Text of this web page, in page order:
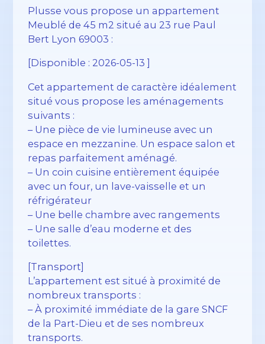
Plusse vous propose un appartement
Meublé de 45 m2 situé au 23 rue Paul
Bert Lyon 69003 :
[Disponible : 2026-05-13 ]
Cet appartement de caractère idéalement
situé vous propose les aménagements
suivants :
– Une pièce de vie lumineuse avec un
espace en mezzanine. Un espace salon et
repas parfaitement aménagé.
– Un coin cuisine entièrement équipée
avec un four, un lave-vaisselle et un
réfrigérateur
– Une belle chambre avec rangements
– Une salle d’eau moderne et des
toilettes.
[Transport]
L’appartement est situé à proximité de
nombreux transports :
– À proximité immédiate de la gare SNCF
de la Part-Dieu et de ses nombreux
transports.